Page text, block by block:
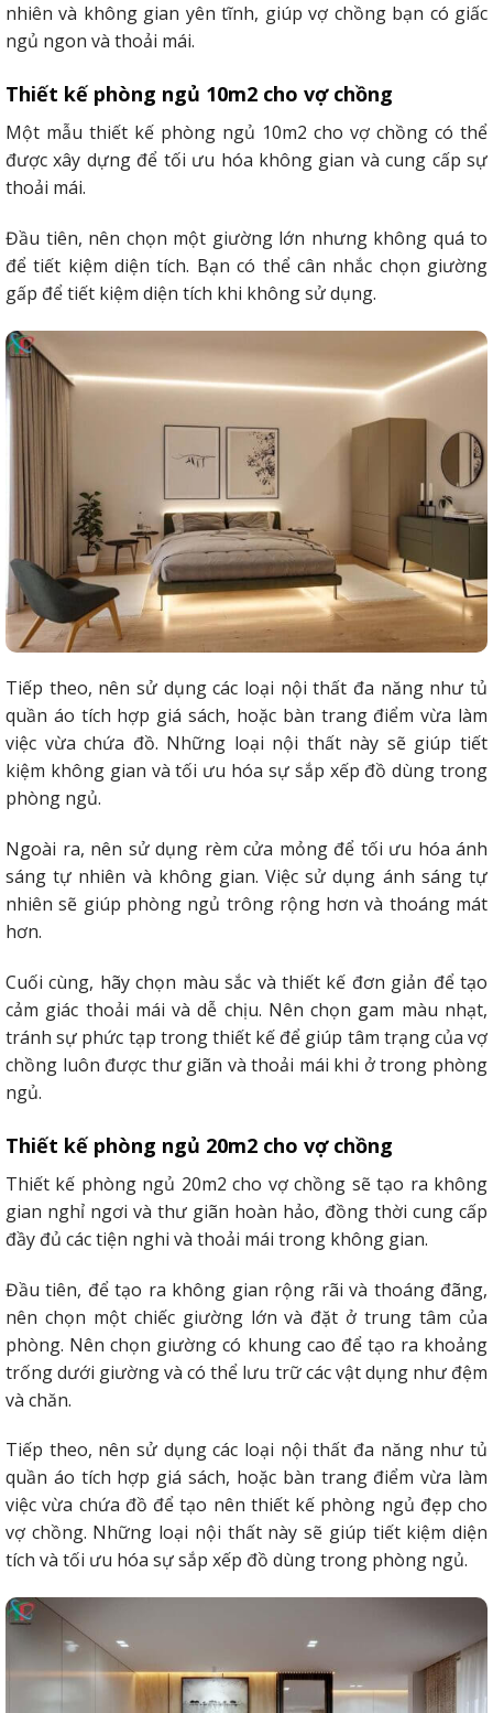
nhiên và không gian yên tĩnh, giúp vợ chồng bạn có giấc
ngủ ngon và thoải mái.
Thiết kế phòng ngủ 10m2 cho vợ chồng
Một mẫu thiết kế phòng ngủ 10m2 cho vợ chồng có thể
được xây dựng để tối ưu hóa không gian và cung cấp sự
thoải mái.
Đầu tiên, nên chọn một giường lớn nhưng không quá to
để tiết kiệm diện tích. Bạn có thể cân nhắc chọn giường
gấp để tiết kiệm diện tích khi không sử dụng.
Tiếp theo, nên sử dụng các loại nội thất đa năng như tủ
quần áo tích hợp giá sách, hoặc bàn trang điểm vừa làm
việc vừa chứa đồ. Những loại nội thất này sẽ giúp tiết
kiệm không gian và tối ưu hóa sự sắp xếp đồ dùng trong
phòng ngủ.
Ngoài ra, nên sử dụng rèm cửa mỏng để tối ưu hóa ánh
sáng tự nhiên và không gian. Việc sử dụng ánh sáng tự
nhiên sẽ giúp phòng ngủ trông rộng hơn và thoáng mát
hơn.
Cuối cùng, hãy chọn màu sắc và thiết kế đơn giản để tạo
cảm giác thoải mái và dễ chịu. Nên chọn gam màu nhạt,
tránh sự phức tạp trong thiết kế để giúp tâm trạng của vợ
chồng luôn được thư giãn và thoải mái khi ở trong phòng
ngủ.
Thiết kế phòng ngủ 20m2 cho vợ chồng
Thiết kế phòng ngủ 20m2 cho vợ chồng sẽ tạo ra không
gian nghỉ ngơi và thư giãn hoàn hảo, đồng thời cung cấp
đầy đủ các tiện nghi và thoải mái trong không gian.
Đầu tiên, để tạo ra không gian rộng rãi và thoáng đãng,
nên chọn một chiếc giường lớn và đặt ở trung tâm của
phòng. Nên chọn giường có khung cao để tạo ra khoảng
trống dưới giường và có thể lưu trữ các vật dụng như đệm
và chăn.
Tiếp theo, nên sử dụng các loại nội thất đa năng như tủ
quần áo tích hợp giá sách, hoặc bàn trang điểm vừa làm
việc vừa chứa đồ để tạo nên thiết kế phòng ngủ đẹp cho
vợ chồng. Những loại nội thất này sẽ giúp tiết kiệm diện
tích và tối ưu hóa sự sắp xếp đồ dùng trong phòng ngủ.